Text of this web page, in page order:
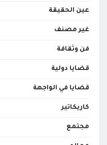
عين الحقيقة
غير مصنف
فن وثقافة
قضايا دولية
قضايا في الواجهة
كاريكاتير
مجتمع